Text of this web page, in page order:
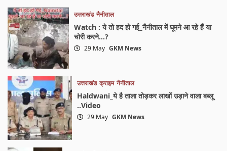
उत्तराखंड नैनीताल
Watch : ये तो हद हो गई_नैनीताल में घूमने आ रहे हैं या
चोरी करने…?
29 May GKM News
उत्तराखंड क्राइम नैनीताल
Haldwani_ये है ताला तोड़कर लाखों उड़ाने वाला बब्लू
..Video
29 May GKM News